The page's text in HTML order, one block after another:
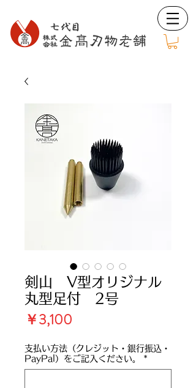
剣山 V型オリジナル
丸型足付 2号
￥3,100
支払い方法（クレジット・銀行振込・
PayPal）をご記入ください。
*